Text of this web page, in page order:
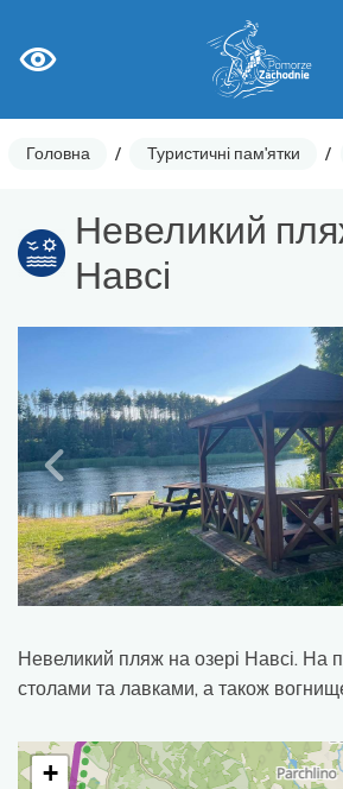
Головна / Туристичні пам'ятки /
Невеликий
Навсі
Невеликий пляж на озері Навсі. На
столами та лавками, а також
+